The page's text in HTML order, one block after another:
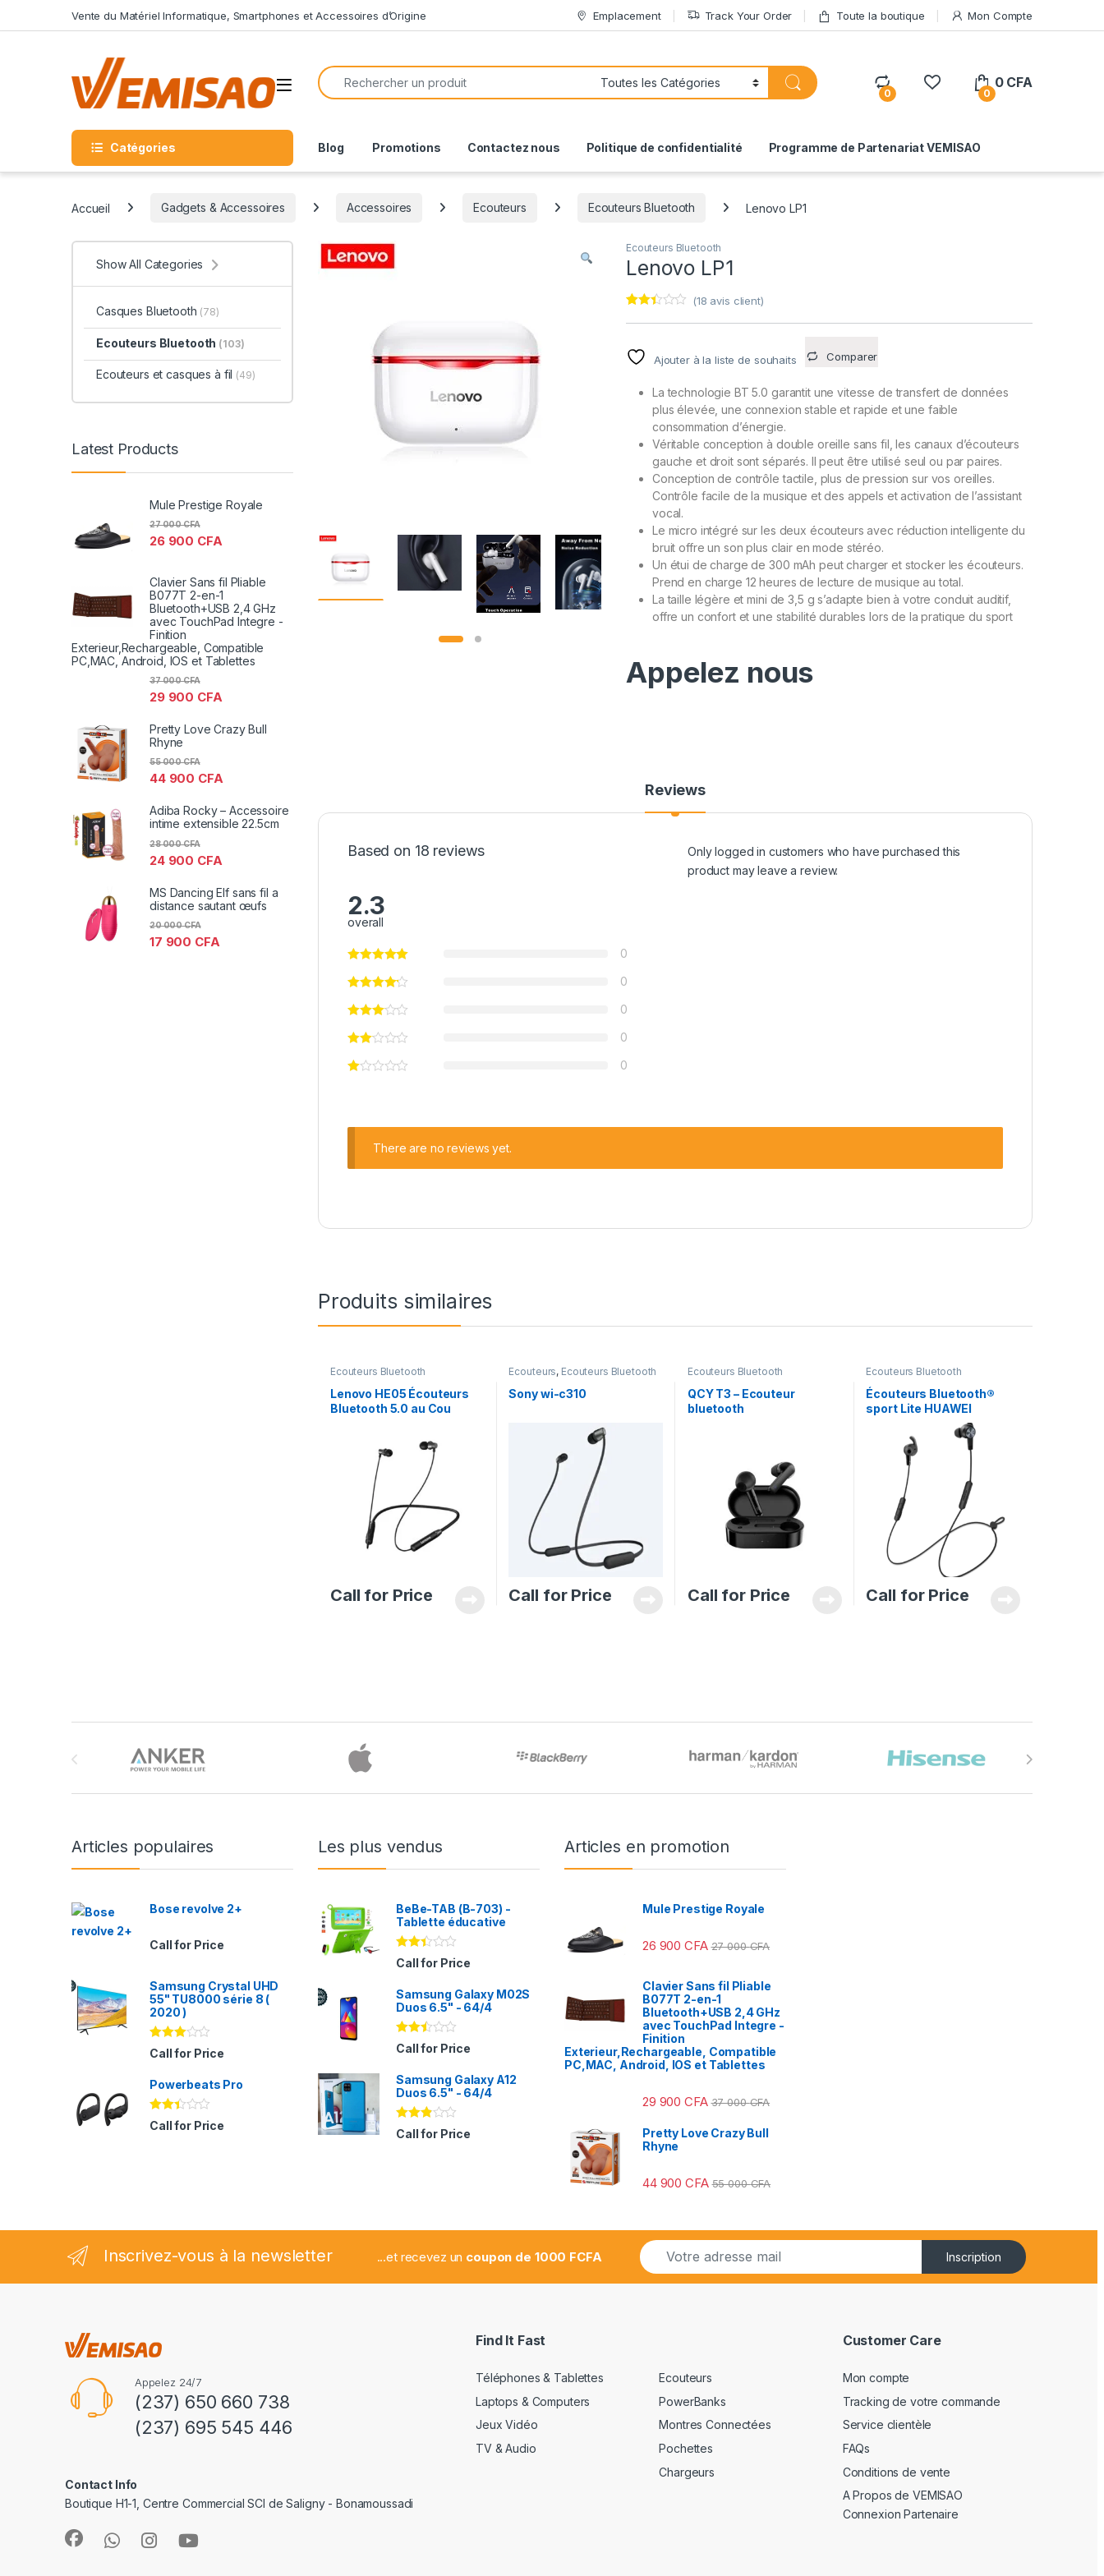
Vente du Matériel Informatique, Smartphones et Accessoires d’Origine Emplacement Track Your Order Toute la boutique Mon Compte
Open
Search for:
0 0
0 CFA
Catégories Blog Promotions Contactez nous Politique de confidentialité Programme de Partenariat VEMISAO
Accueil Gadgets & Accessoires Accessoires Ecouteurs Ecouteurs Bluetooth Lenovo LP1
Ecouteurs Bluetooth
Lenovo LP1
5
basé
ons
(18 avis client)
Ajouter à la liste de souhaits Comparer
La technologie BT 5.0 garantit une vitesse de transfert de données
plus élevée, une connexion stable et rapide et une faible
consommation d’énergie.
Véritable conception à double oreille sans fil, les canaux d’écouteurs
gauche et droit sont séparés. Il peut être utilisé seul ou par paires.
Conception de contrôle tactile, plus de pression sur vos oreilles.
Contrôle facile de la musique et des appels et activation de l’assistant
vocal.
Le micro intégré sur les deux écouteurs avec réduction intelligente du
bruit offre un son plus clair en mode stéréo.
Un étui de charge de 300 mAh peut charger et stocker les écouteurs.
Prend en charge 12 heures de lecture de musique au total.
La taille légère et mini de 3,5 g s’adapte bien à votre conduit auditif,
offre un confort et une stabilité durables lors de la pratique du sport
Appelez nous
Reviews
Based on 18 reviews
2.3
overall
0
0
0
0
0
Only logged in customers who have purchased this
product may leave a review.
There are no reviews yet.
Produits similaires
Ecouteurs Bluetooth
Lenovo HE05 Écouteurs
Bluetooth 5.0 au Cou
Imperméable sans Fil de
Sports avec Micro à
Annulation de Bruit – Noir
Call for Price
Ecouteurs, Ecouteurs Bluetooth
Sony wi-c310
Call for Price
Ecouteurs Bluetooth
QCY T3 – Ecouteur
bluetooth
Call for Price
Ecouteurs Bluetooth
Écouteurs Bluetooth®
sport Lite HUAWEI
Call for Price
Show All Categories
Casques Bluetooth (78)
Ecouteurs Bluetooth (103)
Ecouteurs et casques à fil (49)
Latest Products
Mule Prestige Royale
26 900 CFA
27 000CFA
Clavier Sans fil Pliable
B077T 2-en-1
Bluetooth+USB 2,4 GHz
avec TouchPad Integre -
Finition
Exterieur,Rechargeable, Compatible
PC,MAC, Android, IOS et Tablettes
29 900 CFA
37 000CFA
Pretty Love Crazy Bull
Rhyne
44 900 CFA
55 000CFA
Adiba Rocky – Accessoire
intime extensible 22.5cm
24 900 CFA
28 000CFA
MS Dancing Elf sans fil a
distance sautant œufs
17 900 CFA
20 000CFA
Articles populaires
Bose revolve 2+
Call for Price
Samsung Crystal UHD
55" TU8000 série 8 (
2020 )
Note
2.94
Call for Price
Powerbeats Pro
Note
2.35
Call for Price
Les plus vendus
BeBe-TAB (B-703) -
Tablette éducative
Note
2.31
5
Call for Price
Samsung Galaxy M02S
Duos 6.5" - 64/4
Note
2.41
5
Call for Price
Samsung Galaxy A12
Duos 6.5" - 64/4
Note
2.78
Call for Price
Articles en promotion
Mule Prestige Royale
26 900CFA 27 000CFA
Clavier Sans fil Pliable
B077T 2-en-1
Bluetooth+USB 2,4 GHz
avec TouchPad Integre -
Finition
Exterieur,Rechargeable, Compatible
PC,MAC, Android, IOS et Tablettes
29 900CFA 37 000CFA
Pretty Love Crazy Bull
Rhyne
44 900CFA 55 000CFA
Inscrivez-vous à la newsletter ...et recevez un coupon de 1000 FCFA
E
m
a
Inscription
Appelez 24/7
(237) 650 660 738
(237) 695 545 446
Contact Info
Boutique H1-1, Centre Commercial SCI de Saligny - Bonamoussadi
Find It Fast
Téléphones & Tablettes
Laptops & Computers
Jeux Vidéo
TV & Audio
Ecouteurs
PowerBanks
Montres Connectées
Pochettes
Chargeurs
Customer Care
Mon compte
Tracking de votre commande
Service clientèle
FAQs
Conditions de vente
A Propos de VEMISAO
Connexion Partenaire